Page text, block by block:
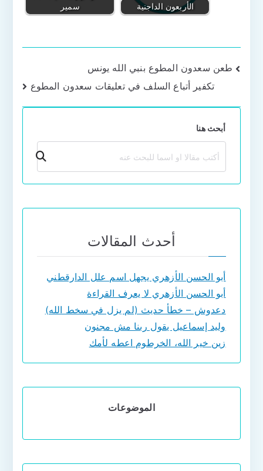
سمير
الأربعون الداجنية
تصفّح
المقالات
طعن سعدون المطوع بنبي الله يونس
تكفير أتباع السلف في تعليقات سعدون المطوع
أبحث هنا
بحث
أحدث المقالات
أبو الحسن الأزهري يجهل اسم علل الدارقطني
أبو الحسن الأزهري لا يعرف القراءة
دعدوش – خطأ حديث (لم يزل في سخط الله)
وليد إسماعيل يقول ربنا مش مجنون
زين خير الله، الخرطوم اعطه لأمك
الموضوعات